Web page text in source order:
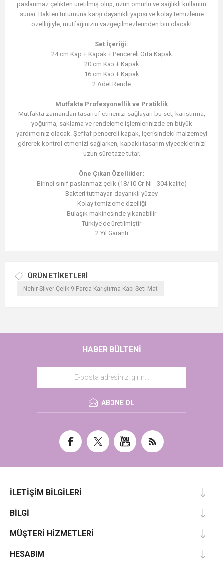
paslanmaz çelikten üretilmiş olup, uzun ömürlü ve sağlıklı kullanım
sunar. Bakteri tutumuna karşı dayanıklı yapısı ve kolay temizleme
özelliğiyle, mutfağınızın vazgeçilmezlerinden biri olacak!
Set İçeriği:
24 cm Kap + Kapak + Pencereli Orta Kapak
20 cm Kap + Kapak
16 cm Kap + Kapak
2 Adet Rende
Mutfakta Profesyonellik ve Pratiklik
Mutfakta zamandan tasarruf etmenizi sağlayan bu set, karıştırma,
yoğurma, saklama ve rendeleme işlemlerinizde en büyük
yardımcınız olacak. Şeffaf pencereli kapak, içerisindeki malzemeyi
görerek kontrol etmenizi sağlarken, kapaklı tasarım yiyeceklerinizi
uzun süre taze tutar.
Öne Çıkan Özellikler:
Birinci sınıf paslanmaz çelik (18/10 Cr-Ni - 304 kalite)
Bakteri tutmayan dayanıklı yüzey
Kolay temizleme özelliği
Bulaşık makinesinde yıkanabilir
Türkiye’de üretilmiştir
2 Yıl Garanti
ÜRÜN ETIKETLERI
Nehir Silver Çelik 9 Parça Karıştırma Kabı Seti Mat
HABER BÜLTENI
ABONE OL
İLETIŞIM BILGILERI
BILGI
MÜŞTERI HIZMETLERI
HESABIM